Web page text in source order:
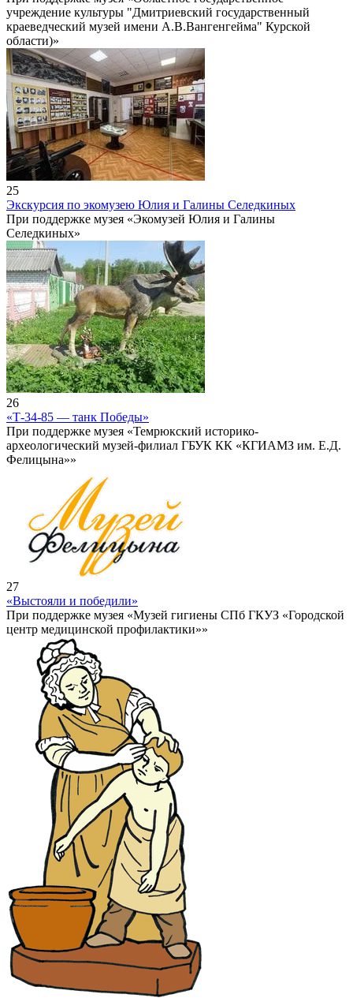
учреждение культуры "Дмитриевский государственный
краеведческий музей имени А.В.Вангенгейма" Курской
области)»
25
Экскурсия по экомузею Юлия и Галины Селедкиных
При поддержке музея «Экомузей Юлия и Галины
Селедкиных»
26
«Т-34-85 — танк Победы»
При поддержке музея «Темрюкский историко-
археологический музей-филиал ГБУК КК «КГИАМЗ им. Е.Д.
Фелицына»»
27
«Выстояли и победили»
При поддержке музея «Музей гигиены СПб ГКУЗ «Городской
центр медицинской профилактики»»